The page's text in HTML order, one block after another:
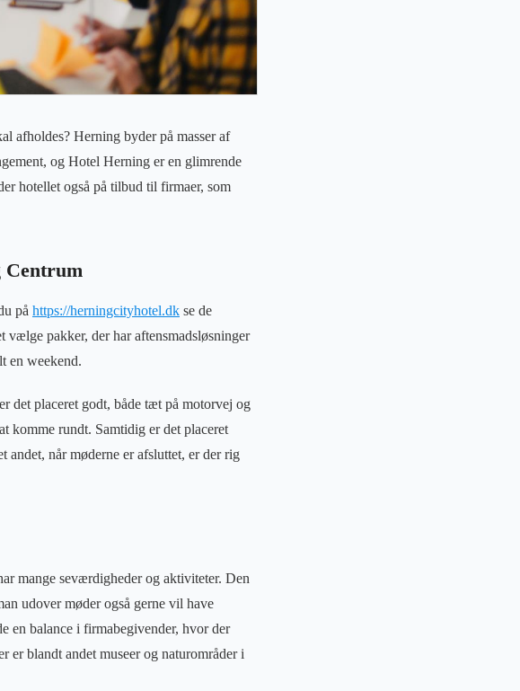
afholdes? Herning byder på masser af
og Hotel Herning er en glimrende
hotellet også på tilbud til firmaer, som
Centrum
på https://herningcityhotel.dk se de
pakker, der har aftensmadsløsninger
en weekend.
det placeret godt, både tæt på motorvej og
komme rundt. Samtidig er det placeret
når møderne er afsluttet, er der rig
mange seværdigheder og aktiviteter. Den
udover møder også gerne vil have
en balance i firmabegivender, hvor der
er blandt andet museer og naturområder i